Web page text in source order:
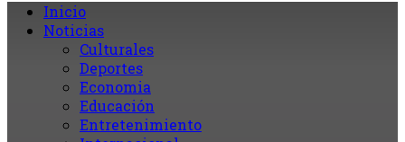
Inicio
Noticias
Culturales
Deportes
Economia
Educación
Entretenimiento